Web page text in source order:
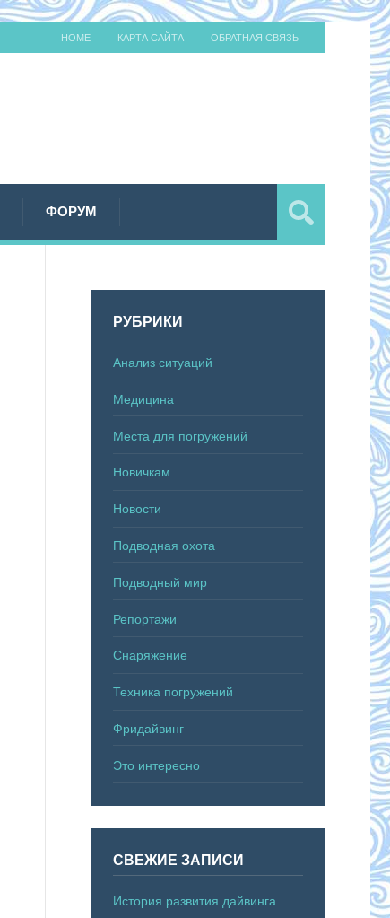
HOME КАРТА САЙТА ОБРАТНАЯ СВЯЗЬ
ФОРУМ
РУБРИКИ
Анализ ситуаций
Медицина
Места для погружений
Новичкам
Новости
Подводная охота
Подводный мир
Репортажи
Снаряжение
Техника погружений
Фридайвинг
Это интересно
СВЕЖИЕ ЗАПИСИ
История развития дайвинга